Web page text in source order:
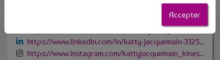
https://www.facebook.com/ohana.by.katty
https://www.linkedin.com/in/katty-jacquemain-31255a163/
https://www.instagram.com/kattyjacquemain_kinesiologue/
Accepter